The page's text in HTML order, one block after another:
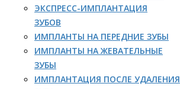
ЭКСПРЕСС-ИМПЛАНТАЦИЯ
ЗУБОВ
ИМПЛАНТЫ НА ПЕРЕДНИЕ ЗУБЫ
ИМПЛАНТЫ НА ЖЕВАТЕЛЬНЫЕ
ЗУБЫ
ИМПЛАНТАЦИЯ ПОСЛЕ УДАЛЕНИЯ